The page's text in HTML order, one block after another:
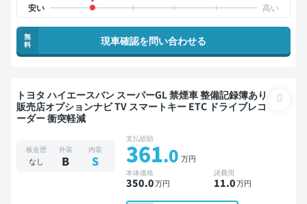
無
料
現車確認を問い合わせる
トヨタ ハイエースバン スーパーGL 禁煙車 整備記録簿あり
販売店オプションナビ TV スマートキー ETC ドライブレコ
ーダー 衝突軽減
板金歴
なし
外装
B
内装
S
支払総額
361.0 万円
本体価格
350.0万円
諸費用
11.0万円